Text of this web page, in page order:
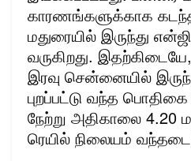
காரணங்களுக்காக
மதுரையில் இருந்து
வருகிறது.
இரவு சென்னையில்
புறப்பட்டு வந்த
நேற்று அதிகாலை 4.20
ரெயில் நிலையம்